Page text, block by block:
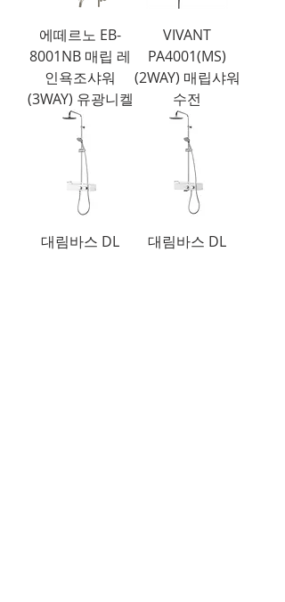
에떼르노 EB-
8001NB 매립 레
인욕조샤워
(3WAY) 유광니켈
VIVANT
PA4001(MS)
(2WAY) 매립샤워
수전
대림바스 DL
대림바스 DL